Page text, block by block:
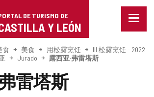
DE TURISMO DE
Y LEÓN
菜
关
食 美食 用松露烹饪
III 松露烹饪 - 2022
Jurado 露西亚·弗雷塔斯
雷塔斯